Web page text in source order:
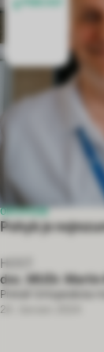
ORTOPEDIE
Pohyb je
HOST:
doc. MUDr. Martin
Primář Ortopedicko-
24. červen 2024